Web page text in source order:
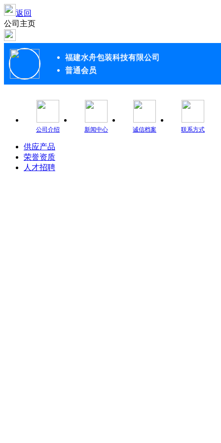
返回
公司主页
福建水舟包装科技有限公司
普通会员
公司介绍 新闻中心 诚信档案 联系方式
供应产品
荣誉资质
人才招聘